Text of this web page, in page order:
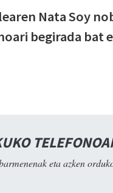
Nata Soy
begirada bat
eta azken